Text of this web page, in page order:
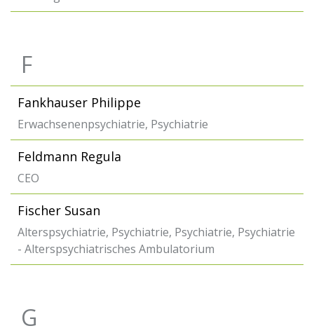
F
Fankhauser Philippe
Erwachsenenpsychiatrie, Psychiatrie
Feldmann Regula
CEO
Fischer Susan
Alterspsychiatrie, Psychiatrie, Psychiatrie, Psychiatrie
- Alterspsychiatrisches Ambulatorium
G